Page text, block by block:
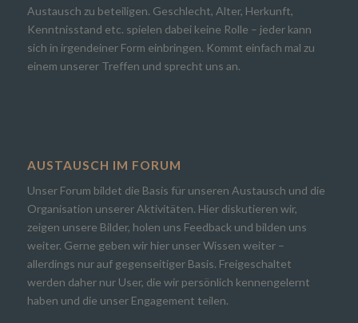
Austausch zu beteiligen. Geschlecht, Alter, Herkunft,
Kenntnisstand etc. spielen dabei keine Rolle – jeder kann
sich in irgendeiner Form einbringen. Kommt einfach mal zu
einem unserer Treffen und sprecht uns an.
AUSTAUSCH IM FORUM
Unser Forum bildet die Basis für unseren Austausch und die
Organisation unserer Aktivitäten. Hier diskutieren wir,
zeigen unsere Bilder, holen uns Feedback und bilden uns
weiter. Gerne geben wir hier unser Wissen weiter –
allerdings nur auf gegenseitiger Basis. Freigeschaltet
werden daher nur User, die wir persönlich kennengelernt
haben und die unser Engagement teilen.